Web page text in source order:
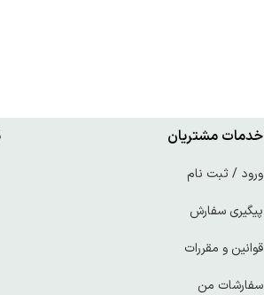
خدمات مشتریان
ورود / ثبت نام
پیگیری سفارش
قوانین و مقررات
سفارشات من